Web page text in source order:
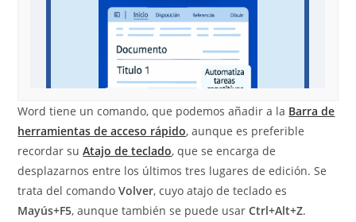
Word tiene un comando, que podemos añadir a la Barra de
herramientas de acceso rápido, aunque es preferible
recordar suAtajo de teclado, que se encarga de
desplazarnos entre los últimos tres lugares de edición. Se
trata del comandoVolver, cuyo atajo de teclado es
Mayús+F5, aunque también se puede usarCtrl+Alt+Z.